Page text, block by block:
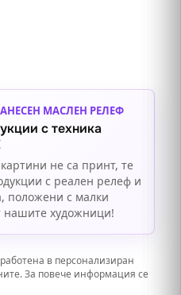
МАСЛЕН РЕЛЕФ
с техника
не са принт, те
с реален релеф и
положени с малки
нашите художници!
в персонализиран
За повече информация се